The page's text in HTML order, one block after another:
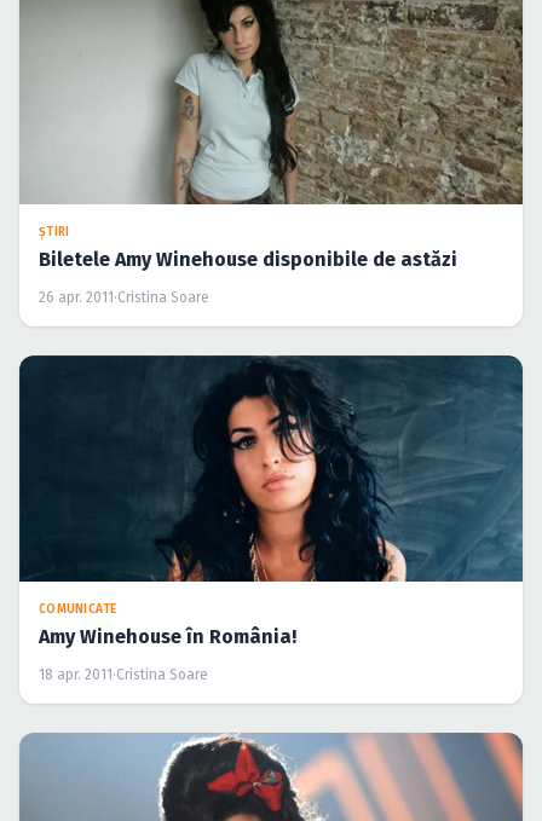
ŞTIRI
Biletele Amy Winehouse disponibile de astăzi
26 apr. 2011 ·Cristina Soare
COMUNICATE
Amy Winehouse în România!
18 apr. 2011 ·Cristina Soare